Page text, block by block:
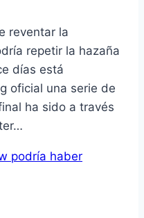
reventar la
repetir la hazaña
dí­as está
oficial una serie de
ha sido a través
podrí­a haber